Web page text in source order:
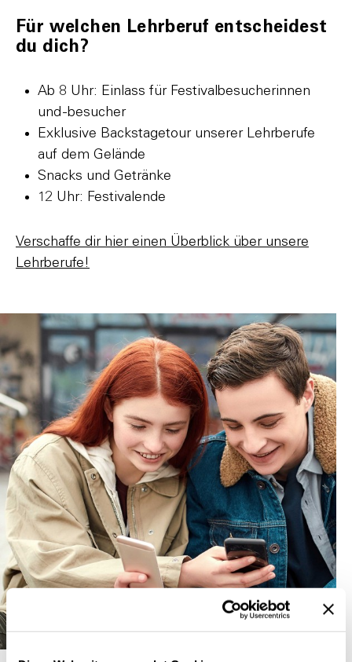
Für welchen Lehrberuf entscheidest
du dich?
Ab 8 Uhr: Einlass für Festivalbesucherinnen
und -besucher
Exklusive Backstagetour unserer Lehrberufe
auf dem Gelände
Snacks und Getränke
12 Uhr: Festivalende
Verschaffe dir hier einen Überblick über unsere
Lehrberufe!